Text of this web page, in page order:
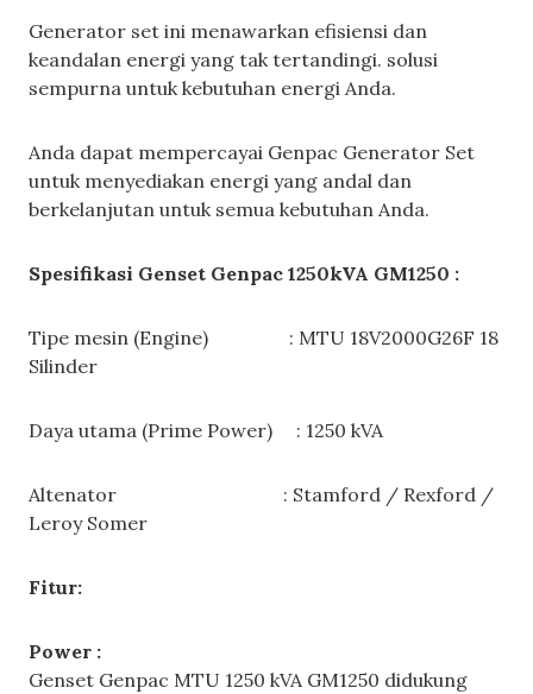
Generator set ini menawarkan efisiensi dan
keandalan energi yang tak tertandingi. solusi
sempurna untuk kebutuhan energi Anda.
Anda dapat mempercayai Genpac Generator Set
untuk menyediakan energi yang andal dan
berkelanjutan untuk semua kebutuhan Anda.
Spesifikasi Genset Genpac 1250kVA GM1250 :
Tipe mesin (Engine) : MTU 18V2000G26F 18
Silinder
Daya utama (Prime Power) : 1250 kVA
Altenator : Stamford / Rexford /
Leroy Somer
Fitur:
Power :
Genset Genpac MTU 1250 kVA GM1250 didukung